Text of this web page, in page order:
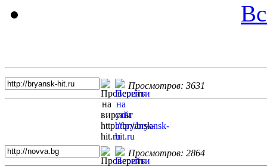
Просмотров: 3631
Просмотров: 2864